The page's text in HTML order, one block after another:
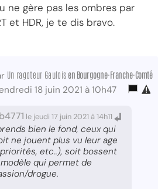
ne gère pas les ombres par
et HDR, je te dis bravo.
Un ragoteur Gaulois en Bourgogne-Franche-Comté
18 juin 2021 à 10h47
le jeudi 17 juin 2021 à 14h11
bien le fond, ceux qui
ne jouent plus vu leur age
etc..), soit bossent
qui permet de
drogue.